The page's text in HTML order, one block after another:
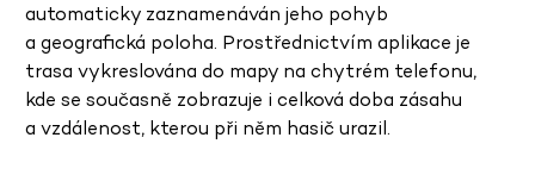
automaticky zaznamenáván jeho pohyb
a geografická poloha. Prostřednictvím aplikace je
trasa vykreslována do mapy na chytrém telefonu,
kde se současně zobrazuje i celková doba zásahu
a vzdálenost, kterou při něm hasič urazil.